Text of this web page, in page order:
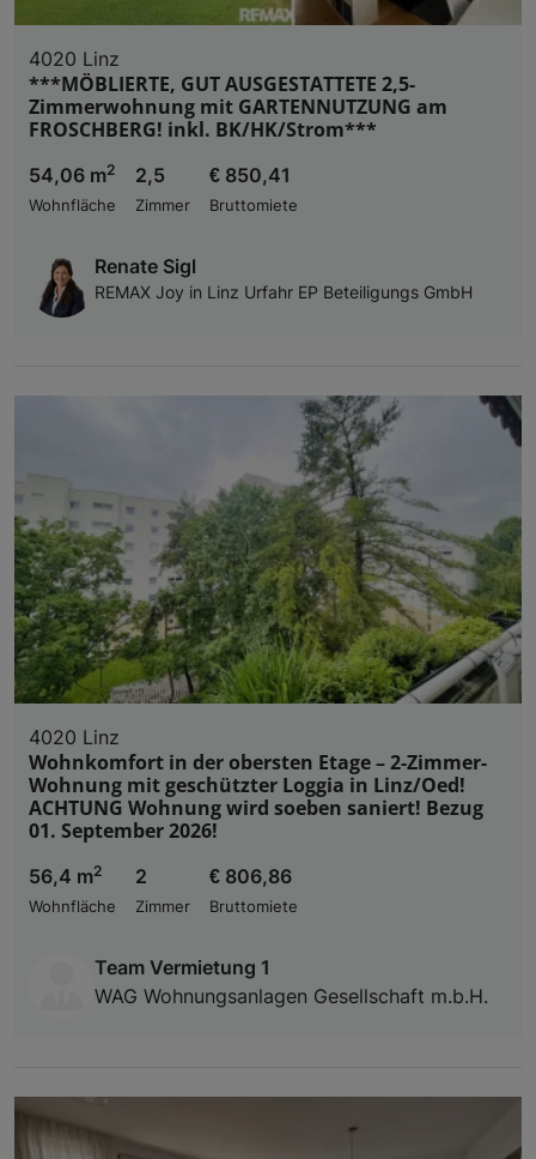
4020 Linz
***MÖBLIERTE, GUT AUSGESTATTETE 2,5-
Zimmerwohnung mit GARTENNUTZUNG am
FROSCHBERG! inkl. BK/HK/Strom***
54,06 m2
Wohnfläche
2,5
Zimmer
€ 850,41
Bruttomiete
Renate Sigl
REMAX Joy in Linz Urfahr EP Beteiligungs GmbH
4020 Linz
Wohnkomfort in der obersten Etage – 2-Zimmer-
Wohnung mit geschützter Loggia in Linz/Oed!
ACHTUNG Wohnung wird soeben saniert! Bezug
01. September 2026!
56,4 m2
Wohnfläche
2
Zimmer
€ 806,86
Bruttomiete
Team Vermietung 1
WAG Wohnungsanlagen Gesellschaft m.b.H.